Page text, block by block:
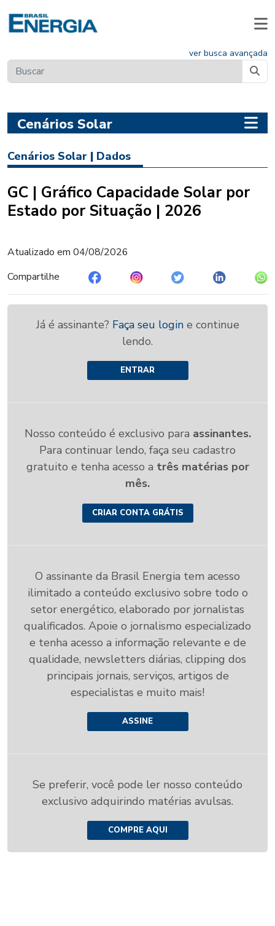
ver busca avançada
Cenários Solar
Cenários Solar | Dados
GC | Gráfico Capacidade Solar por
Estado por Situação | 2026
Atualizado em 04/08/2026
Compartilhe
Já é assinante? Faça seu login e continue
lendo.
ENTRAR
Nosso conteúdo é exclusivo para assinantes.
Para continuar lendo, faça seu cadastro
gratuito e tenha acesso a três matérias por
mês.
CRIAR CONTA GRÁTIS
O assinante da Brasil Energia tem acesso
ilimitado a conteúdo exclusivo sobre todo o
setor energético, elaborado por jornalistas
qualificados. Apoie o jornalismo especializado
e tenha acesso a informação relevante e de
qualidade, newsletters diárias, clipping dos
principais jornais, serviços, artigos de
especialistas e muito mais!
ASSINE
Se preferir, você pode ler nosso conteúdo
exclusivo adquirindo matérias avulsas.
COMPRE AQUI